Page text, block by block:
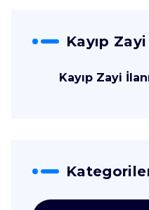
Kayıp
Kayıp Zayi